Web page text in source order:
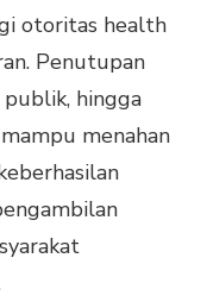
otoritas health
Penutupan
hingga
menahan